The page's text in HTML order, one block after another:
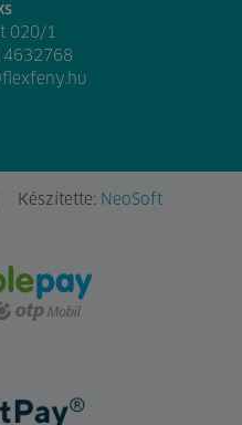
020/1
4632768
Készítette: NeoSoft